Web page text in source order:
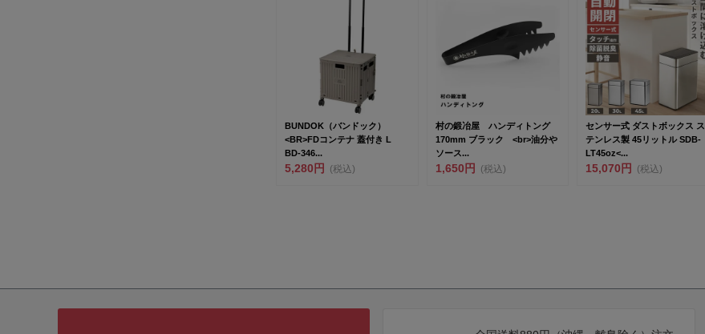
BUNDOK（バンドック）
<BR>FDコンテナ 蓋付き L
BD-346...
5,280円 (税込)
村の鍛冶屋 ハンディトング
170mm ブラック <br>油分や
ソース...
1,650円 (税込)
センサー式 ダストボックス ス
テンレス製 45リットル SDB-
LT45oz<...
15,070円 (税込)